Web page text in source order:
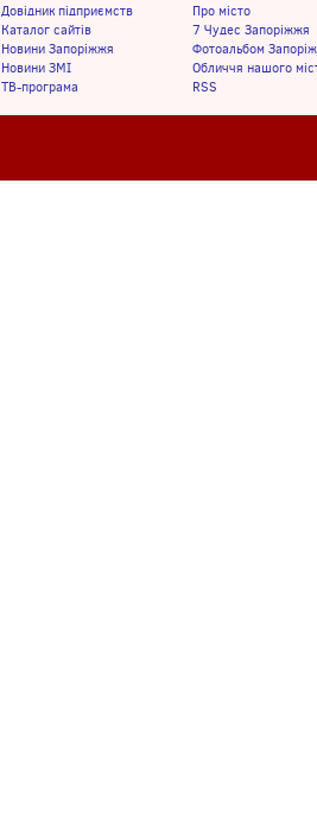
Довідник підприємств
Каталог сайтів
Новини Запоріжжя
Новини ЗМІ
ТВ-програма
Про місто
7 Чудес Запоріжжя
Фотоальбом
Обличчя нашого
RSS